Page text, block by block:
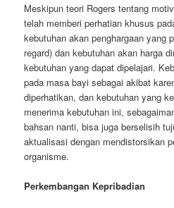
Meskipun teori Rogers tentang
telah memberi perhatian khusus
kebutuhan akan penghargaan yang
regard) dan kebutuhan akan harga
kebutuhan yang dapat dipelajari.
pada masa bayi sebagai akibat
diperhatikan, dan kebutuhan yang
menerima kebutuhan ini,
bahsan nanti, bisa juga berselisih
aktualisasi dengan mendistorsikan
organisme.
Perkembangan Kepribadian